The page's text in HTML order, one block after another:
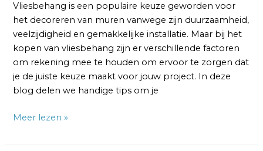
Vliesbehang is een populaire keuze geworden voor
het decoreren van muren vanwege zijn duurzaamheid,
veelzijdigheid en gemakkelijke installatie. Maar bij het
kopen van vliesbehang zijn er verschillende factoren
om rekening mee te houden om ervoor te zorgen dat
je de juiste keuze maakt voor jouw project. In deze
blog delen we handige tips om je
Meer lezen »